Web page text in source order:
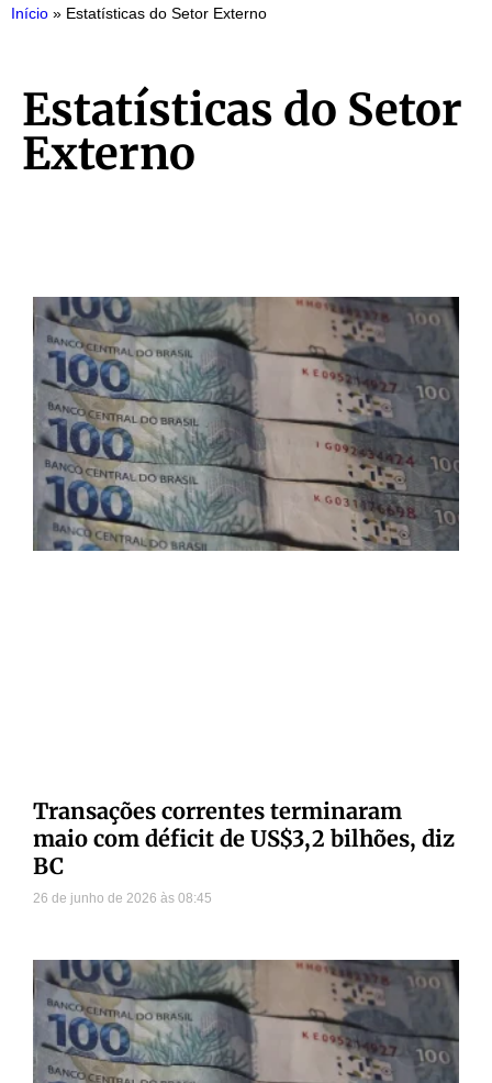
Início » Estatísticas do Setor Externo
Estatísticas do Setor
Externo
Transações correntes terminaram
maio com déficit de US$3,2 bilhões, diz
BC
26 de junho de 2026 08:45